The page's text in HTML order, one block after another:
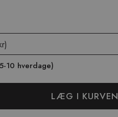
10 hverdage)
LÆG I KURVEN